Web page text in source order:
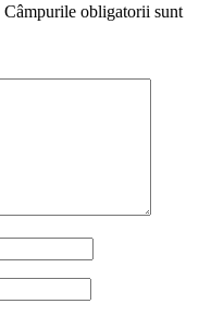
Câmpurile obligatorii sunt